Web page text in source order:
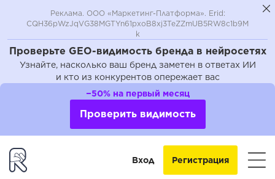
Проверьте GEO-видимость бренда в нейросетях
Узнайте, насколько ваш бренд заметен в ответах ИИ
и кто из конкурентов опережает вас
Реклама. ООО «Маркетинг-Платформа». Erid:
CQH36pWzJqVG38MGTYn61pxoB8xj3TeZZmUB5RW8c1b9M
k
−50% на первый месяц
Проверить видимость
Вход Регистрация